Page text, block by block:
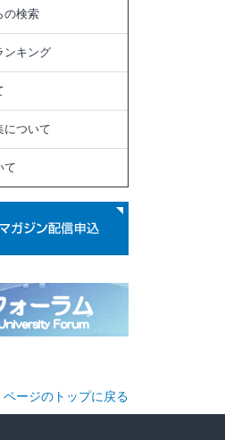
の検索
ンキング
について
て
ページのトップに戻る